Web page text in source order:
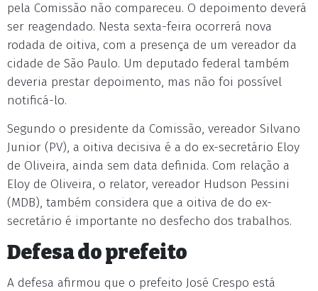
pela Comissão não compareceu. O depoimento deverá
ser reagendado. Nesta sexta-feira ocorrerá nova
rodada de oitiva, com a presença de um vereador da
cidade de São Paulo. Um deputado federal também
deveria prestar depoimento, mas não foi possível
notificá-lo.
Segundo o presidente da Comissão, vereador Silvano
Junior (PV), a oitiva decisiva é a do ex-secretário Eloy
de Oliveira, ainda sem data definida. Com relação a
Eloy de Oliveira, o relator, vereador Hudson Pessini
(MDB), também considera que a oitiva de do ex-
secretário é importante no desfecho dos trabalhos.
Defesa do prefeito
A defesa afirmou que o prefeito José Crespo está